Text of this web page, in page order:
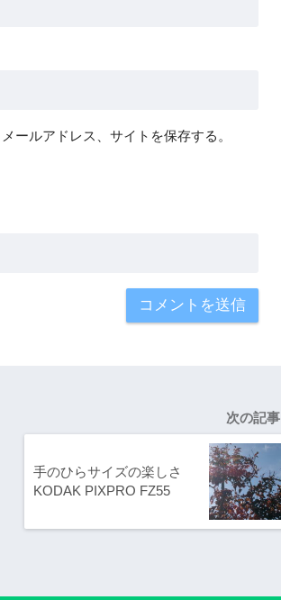
ールアドレス、サイトを保存する。
次の記事
手のひらサイズの楽しさ
KODAK PIXPRO FZ55